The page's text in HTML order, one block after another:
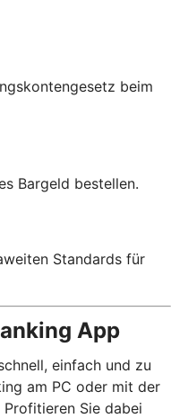
beim
Bargeld bestellen.
Standards für
App
einfach und zu
am PC oder mit der
Sie dabei